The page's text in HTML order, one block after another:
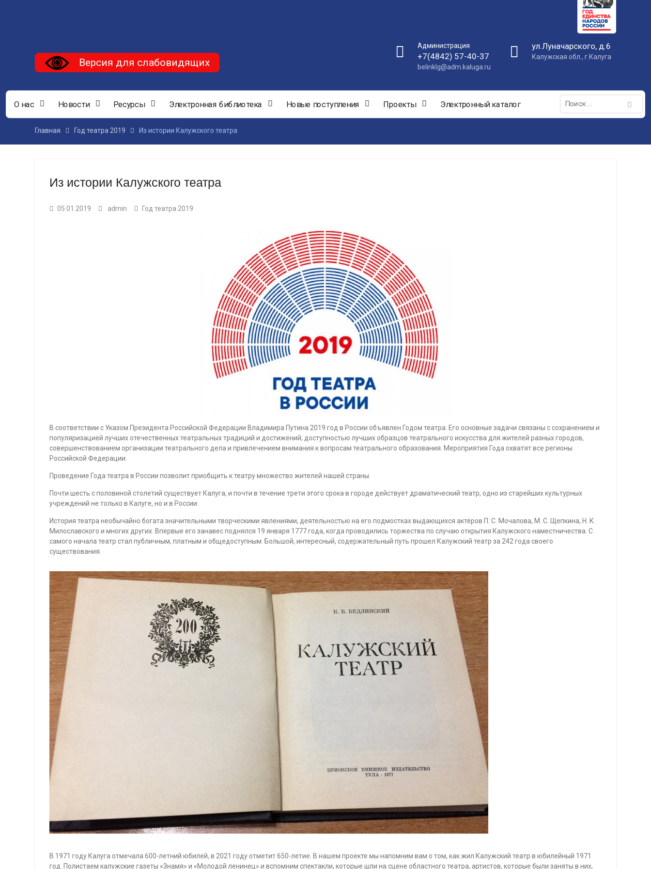
Администрация
+7(4842) 57-40-37
belinklg@adm.kaluga.ru
ул.Луначарского, д.6
Калужская обл., г.Калуга
Версия для слабовидящих
О нас Новости Ресурсы Электронная библиотека Новые поступления Проекты Электронный каталог
Поиск:
Главная Год театра 2019 Из истории Калужского театра
Из истории Калужского театра
05.01.2019 admin Год театра 2019
В соответствии с Указом Президента Российской Федерации Владимира Путина 2019 год в России объявлен Годом театра. Его основные задачи связаны с сохранением и
популяризацией лучших отечественных театральных традиций и достижений; доступностью лучших образцов театрального искусства для жителей разных городов,
совершенствованием организации театрального дела и привлечением внимания к вопросам театрального образования. Мероприятия Года охватят все регионы
Российской Федерации.
Проведение Года театра в России позволит приобщить к театру множество жителей нашей страны.
Почти шесть с половиной столетий существует Калуга, и почти в течение трети этого срока в городе действует драматический театр, одно из старейших культурных
учреждений не только в Калуге, но и в России.
История театра необычайно богата значительными творческими явлениями, деятельностью на его подмостках выдающихся актёров П. С. Мочалова, М. С. Щепкина, Н. К.
Милославского и многих других. Впервые его занавес поднялся 19 января 1777 года, когда проводились торжества по случаю открытия Калужского наместничества. С
самого начала театр стал публичным, платным и общедоступным. Большой, интересный, содержательный путь прошел Калужский театр за 242 года своего
существования.
В 1971 году Калуга отмечала 600-летний юбилей, в 2021 году отметит 650-летие. В нашем проекте мы напомним вам о том, как жил Калужский театр в юбилейный 1971
год. Полистаем калужские газеты «Знамя» и «Молодой ленинец» и вспомним спектакли, которые шли на сцене областного театра, артистов, которые были заняты в них,